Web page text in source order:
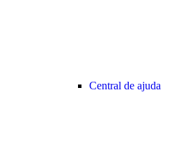
Central de ajuda